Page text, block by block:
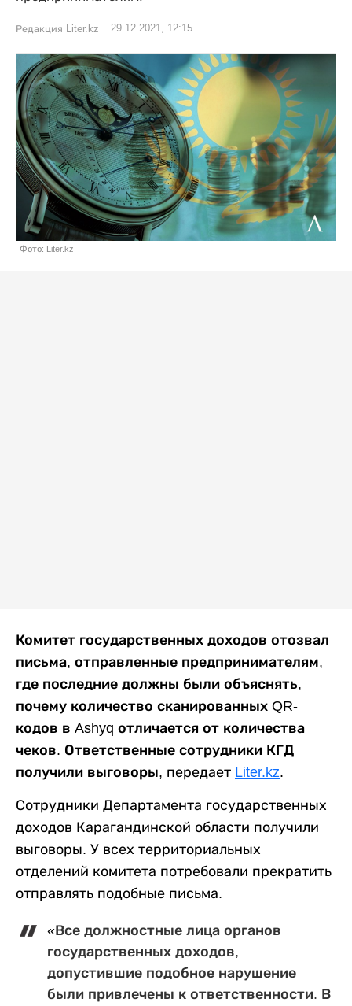
Редакция Liter.kz 29.12.2021, 12:15
Фото: Liter.kz
Комитет государственных доходов отозвал
письма, отправленные предпринимателям,
где последние должны были объяснять,
почему количество сканированных QR-
кодов в Ashyq отличается от количества
чеков. Ответственные сотрудники КГД
получили выговоры, передает Liter.kz.
Сотрудники Департамента государственных
доходов Карагандинской области получили
выговоры. У всех территориальных
отделений комитета потребовали прекратить
отправлять подобные письма.
«Все должностные лица органов
государственных доходов,
допустившие подобное нарушение
были привлечены к ответственности. В